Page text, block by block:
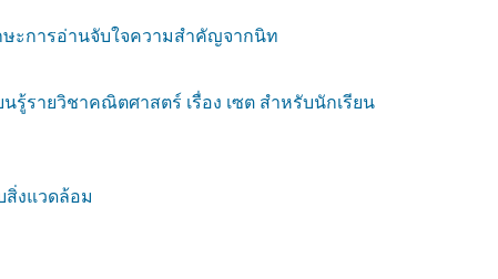
ะการอ่านจับใจความสำคัญจากนิท
รายวิชาคณิตศาสตร์ เรื่อง เซต สำหรับนักเรียน
สิ่งแวดล้อม